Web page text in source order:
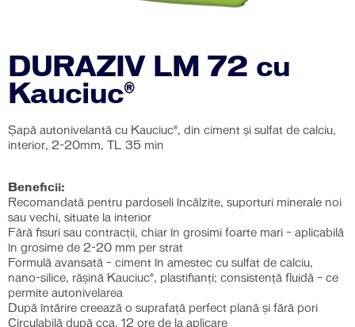
DURAZIV LM 72 cu
Kauciuc®
Șapă autonivelantă cu Kauciuc®, din ciment și sulfat de calciu,
interior, 2-20mm, TL 35 min
Beneficii:
Recomandată pentru pardoseli încălzite, suporturi minerale noi
sau vechi, situate la interior
Fără fisuri sau contracţii, chiar în grosimi foarte mari – aplicabilă
în grosime de 2-20 mm per strat
Formulă avansată – ciment în amestec cu sulfat de calciu,
nano-silice, răşină Kauciuc®, plastifianţi; consistenţă fluidă – ce
permite autonivelarea
După întărire creează o suprafaţă perfect plană şi fără pori
Circulabilă după cca. 12 ore de la aplicare